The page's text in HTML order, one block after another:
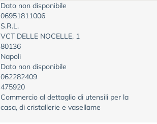
Dato non disponibile
06951811006
S.R.L.
VCT DELLE NOCELLE, 1
80136
Napoli
Dato non disponibile
062282409
475920
Commercio al dettaglio di utensili per la
casa, di cristallerie e vasellame